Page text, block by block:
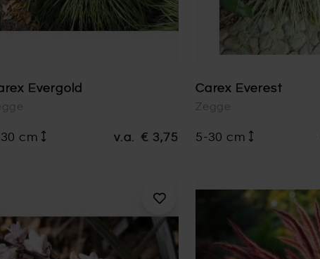
Evergold
cm v.a. € 3,75
Carex Everest
Zegge
5-30 cm